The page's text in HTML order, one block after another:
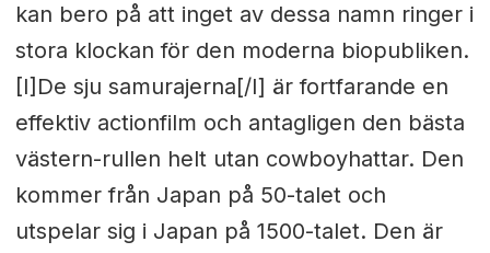
kan bero på att inget av dessa namn ringer i
stora klockan för den moderna biopubliken.
[I]De sju samurajerna[/I] är fortfarande en
effektiv actionfilm och antagligen den bästa
västern-rullen helt utan cowboyhattar. Den
kommer från Japan på 50-talet och
utspelar sig i Japan på 1500-talet. Den är